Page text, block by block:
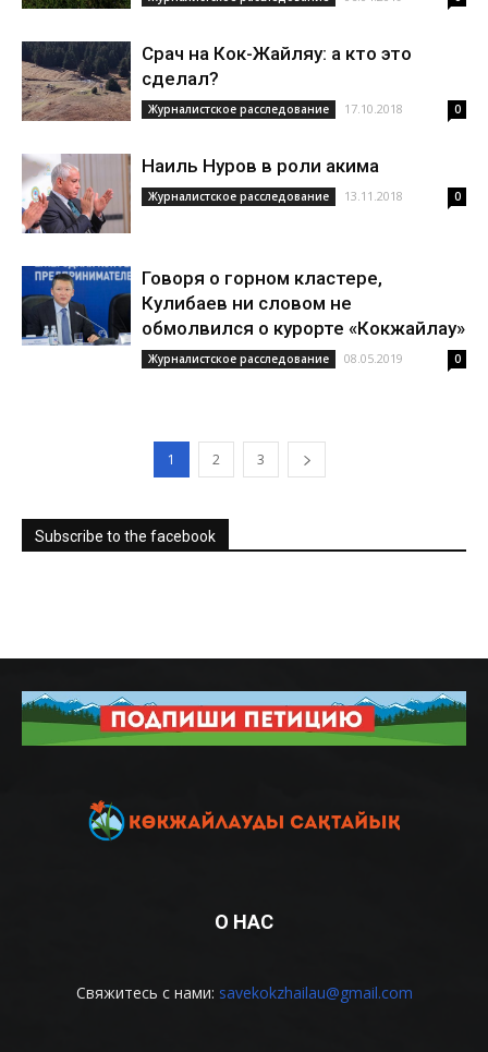
Срач на Кок-Жайляу: а кто это
сделал?
Журналистское расследование 17.10.2018 0
Наиль Нуров в роли акима
Журналистское расследование 13.11.2018 0
Говоря о горном кластере,
Кулибаев ни словом не
обмолвился о курорте «Кокжайлау»
Журналистское расследование 08.05.2019 0
1 2 3
Subscribe to the facebook
О НАС
Свяжитесь с нами: savekokzhailau@gmail.com